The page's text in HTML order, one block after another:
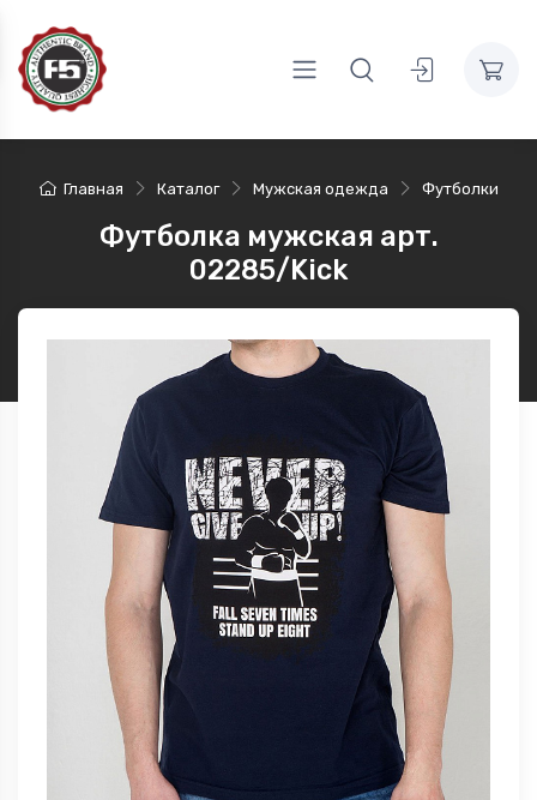
Главная Каталог Мужская одежда Футболки
Футболка мужская арт.
02285/Kick